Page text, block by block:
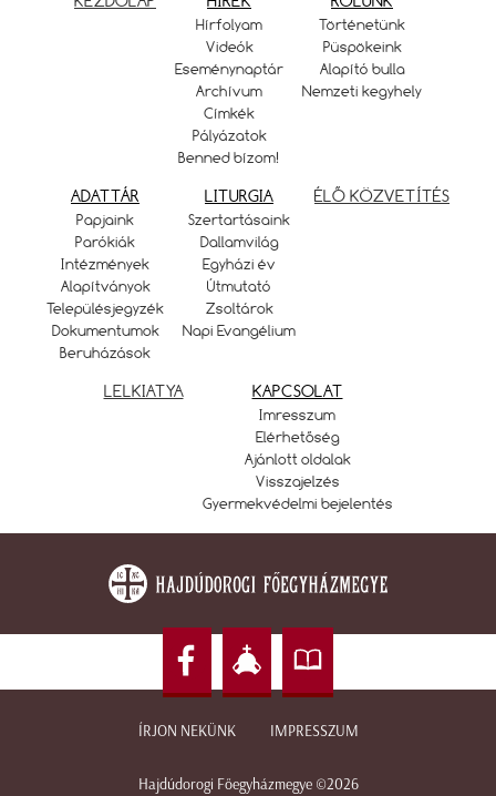
Hírfolyam
Videók
Eseménynaptár
Archívum
Címkék
Pályázatok
Benned bízom!
Történetünk
Püspökeink
Alapító bulla
Nemzeti kegyhely
ADATTÁR
Papjaink
Parókiák
Intézmények
Alapítványok
Településjegyzék
Dokumentumok
Beruházások
LITURGIA
Szertartásaink
Dallamvilág
Egyházi év
Útmutató
Zsoltárok
Napi Evangélium
ÉLŐ KÖZVETÍTÉS
LELKIATYA KAPCSOLAT
Imresszum
Elérhetőség
Ajánlott oldalak
Visszajelzés
Gyermekvédelmi bejelentés
ÍRJON NEKÜNK IMPRESSZUM
Hajdúdorogi Főegyházmegye ©2026